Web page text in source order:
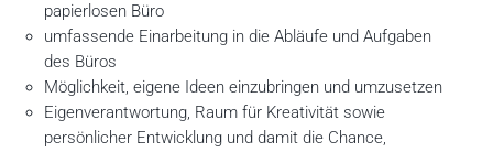
papierlosen Büro
umfassende Einarbeitung in die Abläufe und Aufgaben
des Büros
Möglichkeit, eigene Ideen einzubringen und umzusetzen
Eigenverantwortung, Raum für Kreativität sowie
persönlicher Entwicklung und damit die Chance,